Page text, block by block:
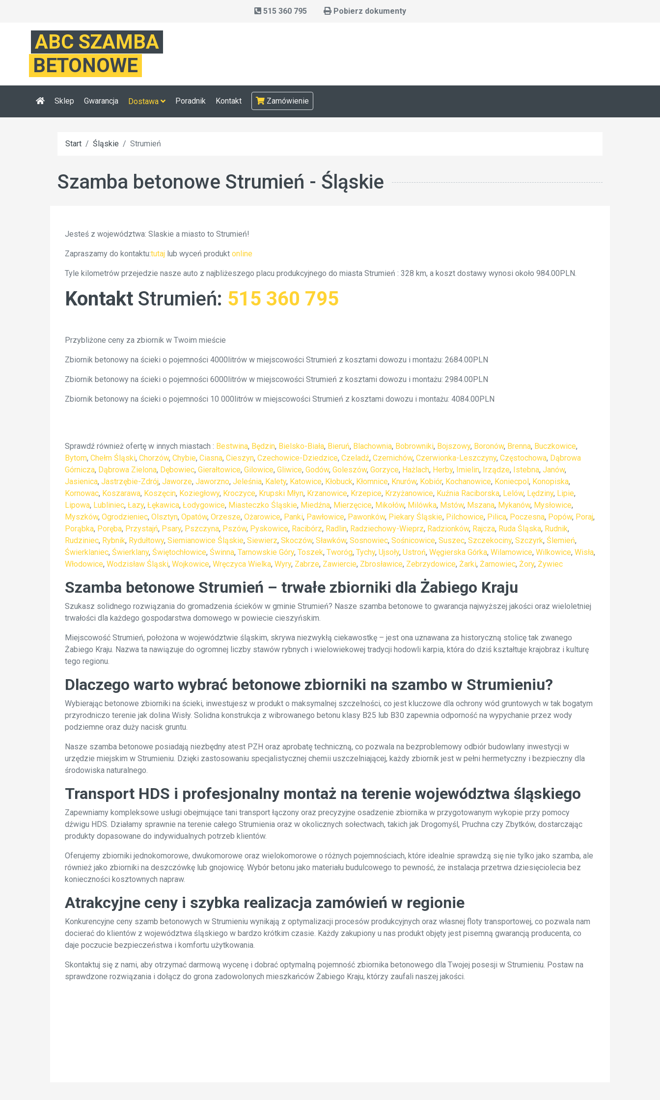
515 360 795 Pobierz dokumenty
ABC SZAMBA
BETONOWE
Sklep Gwarancja Dostawa Poradnik Kontakt Zamówienie
Start Śląskie Strumień
Szamba betonowe Strumień - Śląskie
Jesteś z województwa: Slaskie a miasto to Strumień!
Zapraszamy do kontaktu:tutaj lub wyceń produkt online
Tyle kilometrów przejedzie nasze auto z najbliżeszego placu produkcyjnego do miasta Strumień : 328 km, a koszt dostawy wynosi około 984.00PLN.
Kontakt Strumień: 515 360 795
Przybliżone ceny za zbiornik w Twoim mieście
Zbiornik betonowy na ścieki o pojemności 4000litrów w miejscowości Strumień z kosztami dowozu i montażu: 2684.00PLN
Zbiornik betonowy na ścieki o pojemności 6000litrów w miejscowości Strumień z kosztami dowozu i montażu: 2984.00PLN
Zbiornik betonowy na ścieki o pojemności 10 000litrów w miejscowości Strumień z kosztami dowozu i montażu: 4084.00PLN
Sprawdź również ofertę w innych miastach : Bestwina, Będzin, Bielsko-Biała, Bieruń, Blachownia, Bobrowniki, Bojszowy, Boronów, Brenna, Buczkowice,
Bytom, Chełm Śląski, Chorzów, Chybie, Ciasna, Cieszyn, Czechowice-Dziedzice, Czeladź, Czernichów, Czerwionka-Leszczyny, Częstochowa, Dąbrowa
Górnicza, Dąbrowa Zielona, Dębowiec, Gierałtowice, Gilowice, Gliwice, Godów, Goleszów, Gorzyce, Hażlach, Herby, Imielin, Irządze, Istebna, Janów,
Jasienica, Jastrzębie-Zdrój, Jaworze, Jaworzno, Jeleśnia, Kalety, Katowice, Kłobuck, Kłomnice, Knurów, Kobiór, Kochanowice, Koniecpol, Konopiska,
Kornowac, Koszarawa, Koszęcin, Koziegłowy, Kroczyce, Krupski Młyn, Krzanowice, Krzepice, Krzyżanowice, Kuźnia Raciborska, Lelów, Lędziny, Lipie,
Lipowa, Lubliniec, Łazy, Łękawica, Łodygowice, Miasteczko Śląskie, Miedźna, Mierzęcice, Mikołów, Milówka, Mstów, Mszana, Mykanów, Mysłowice,
Myszków, Ogrodzieniec, Olsztyn, Opatów, Orzesze, Ożarowice, Panki, Pawłowice, Pawonków, Piekary Śląskie, Pilchowice, Pilica, Poczesna, Popów, Poraj,
Porąbka, Poręba, Przystajń, Psary, Pszczyna, Pszów, Pyskowice, Racibórz, Radlin, Radziechowy-Wieprz, Radzionków, Rajcza, Ruda Śląska, Rudnik,
Rudziniec, Rybnik, Rydułtowy, Siemianowice Śląskie, Siewierz, Skoczów, Sławków, Sosnowiec, Sośnicowice, Suszec, Szczekociny, Szczyrk, Ślemień,
Świerklaniec, Świerklany, Świętochłowice, Świnna, Tarnowskie Góry, Toszek, Tworóg, Tychy, Ujsoły, Ustroń, Węgierska Górka, Wilamowice, Wilkowice, Wisła,
Włodowice, Wodzisław Śląski, Wojkowice, Wręczyca Wielka, Wyry, Zabrze, Zawiercie, Zbrosławice, Zebrzydowice, Żarki, Żarnowiec, Żory, Żywiec
Szamba betonowe Strumień – trwałe zbiorniki dla Żabiego Kraju
Szukasz solidnego rozwiązania do gromadzenia ścieków w gminie Strumień? Nasze szamba betonowe to gwarancja najwyższej jakości oraz wieloletniej
trwałości dla każdego gospodarstwa domowego w powiecie cieszyńskim.
Miejscowość Strumień, położona w województwie śląskim, skrywa niezwykłą ciekawostkę – jest ona uznawana za historyczną stolicę tak zwanego
Żabiego Kraju. Nazwa ta nawiązuje do ogromnej liczby stawów rybnych i wielowiekowej tradycji hodowli karpia, która do dziś kształtuje krajobraz i kulturę
tego regionu.
Dlaczego warto wybrać betonowe zbiorniki na szambo w Strumieniu?
Wybierając betonowe zbiorniki na ścieki, inwestujesz w produkt o maksymalnej szczelności, co jest kluczowe dla ochrony wód gruntowych w tak bogatym
przyrodniczo terenie jak dolina Wisły. Solidna konstrukcja z wibrowanego betonu klasy B25 lub B30 zapewnia odporność na wypychanie przez wody
podziemne oraz duży nacisk gruntu.
Nasze szamba betonowe posiadają niezbędny atest PZH oraz aprobatę techniczną, co pozwala na bezproblemowy odbiór budowlany inwestycji w
urzędzie miejskim w Strumieniu. Dzięki zastosowaniu specjalistycznej chemii uszczelniającej, każdy zbiornik jest w pełni hermetyczny i bezpieczny dla
środowiska naturalnego.
Transport HDS i profesjonalny montaż na terenie województwa śląskiego
Zapewniamy kompleksowe usługi obejmujące tani transport łączony oraz precyzyjne osadzenie zbiornika w przygotowanym wykopie przy pomocy
dźwigu HDS. Działamy sprawnie na terenie całego Strumienia oraz w okolicznych sołectwach, takich jak Drogomyśl, Pruchna czy Zbytków, dostarczając
produkty dopasowane do indywidualnych potrzeb klientów.
Oferujemy zbiorniki jednokomorowe, dwukomorowe oraz wielokomorowe o różnych pojemnościach, które idealnie sprawdzą się nie tylko jako szamba, ale
również jako zbiorniki na deszczówkę lub gnojowicę. Wybór betonu jako materiału budulcowego to pewność, że instalacja przetrwa dziesięciolecia bez
konieczności kosztownych napraw.
Atrakcyjne ceny i szybka realizacja zamówień w regionie
Konkurencyjne ceny szamb betonowych w Strumieniu wynikają z optymalizacji procesów produkcyjnych oraz własnej floty transportowej, co pozwala nam
docierać do klientów z województwa śląskiego w bardzo krótkim czasie. Każdy zakupiony u nas produkt objęty jest pisemną gwarancją producenta, co
daje poczucie bezpieczeństwa i komfortu użytkowania.
Skontaktuj się z nami, aby otrzymać darmową wycenę i dobrać optymalną pojemność zbiornika betonowego dla Twojej posesji w Strumieniu. Postaw na
sprawdzone rozwiązania i dołącz do grona zadowolonych mieszkańców Żabiego Kraju, którzy zaufali naszej jakości.